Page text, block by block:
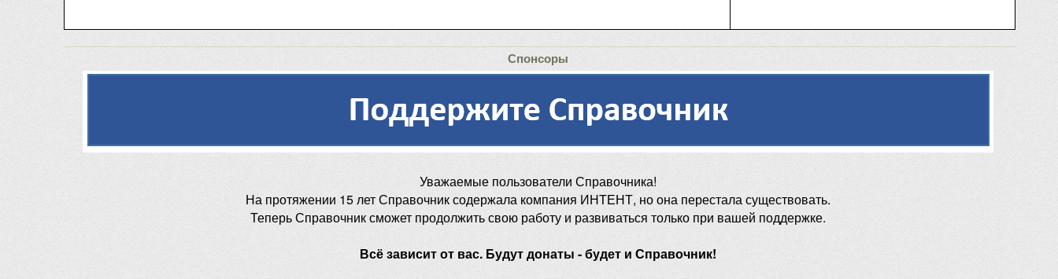
Спонсоры
Уважаемые пользователи Справочника!
На протяжении 15 лет Справочник содержала компания ИНТЕНТ, но она перестала существовать.
Теперь Справочник сможет продолжить свою работу и развиваться только при вашей поддержке.
Всё зависит от вас. Будут донаты - будет и Справочник!